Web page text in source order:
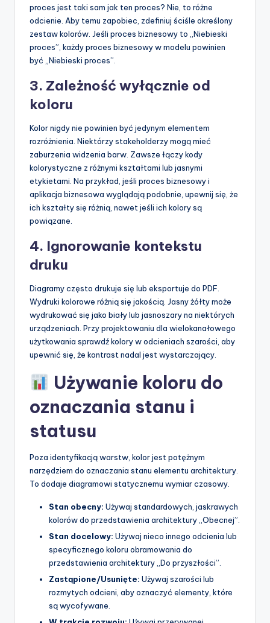
proces jest taki sam jak ten proces? Nie, to różne
odcienie. Aby temu zapobiec, zdefiniuj ściśle określony
zestaw kolorów. Jeśli proces biznesowy to „Niebieski
proces”, każdy proces biznesowy w modelu powinien
być „Niebieski proces”.
3. Zależność wyłącznie od
koloru
Kolor nigdy nie powinien być jedynym elementem
rozróżnienia. Niektórzy stakeholderzy mogą mieć
zaburzenia widzenia barw. Zawsze łączy kody
kolorystyczne z różnymi kształtami lub jasnymi
etykietami. Na przykład, jeśli proces biznesowy i
aplikacja biznesowa wyglądają podobnie, upewnij się, że
ich kształty się różnią, nawet jeśli ich kolory są
powiązane.
4. Ignorowanie kontekstu
druku
Diagramy często drukuje się lub eksportuje do PDF.
Wydruki kolorowe różnią się jakością. Jasny żółty może
wydrukować się jako biały lub jasnoszary na niektórych
urządzeniach. Przy projektowaniu dla wielokanałowego
użytkowania sprawdź kolory w odcieniach szarości, aby
upewnić się, że kontrast nadal jest wystarczający.
Używanie koloru do
oznaczania stanu i
statusu
Poza identyfikacją warstw, kolor jest potężnym
narzędziem do oznaczania stanu elementu architektury.
To dodaje diagramowi statycznemu wymiar czasowy.
Stan obecny: Używaj standardowych, jaskrawych
kolorów do przedstawienia architektury „Obecnej”.
Stan docelowy: Używaj nieco innego odcienia lub
specyficznego koloru obramowania do
przedstawienia architektury „Do przyszłości”.
Zastąpione/Usunięte: Używaj szarości lub
rozmytych odcieni, aby oznaczyć elementy, które
są wycofywane.